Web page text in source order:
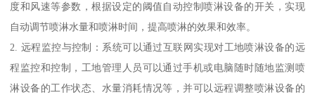
度和风速等参数，根据设定的阈值自动控制喷淋设备的开关，实现
自动调节喷淋水量和喷淋时间，提高喷淋的效果和效率。
2. 远程监控与控制：系统可以通过互联网实现对工地喷淋设备的远
程监控和控制，工地管理人员可以通过手机或电脑随时随地监测喷
淋设备的工作状态、水量消耗情况等，并可以远程调整喷淋设备的